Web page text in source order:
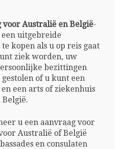
voor Australië en België-
uitgebreide
kopen als u op reis gaat
ziek worden, uw
bezittingen
of u kunt een
een arts of ziekenhuis
u een aanvraag voor
Australië of België
en consulaten